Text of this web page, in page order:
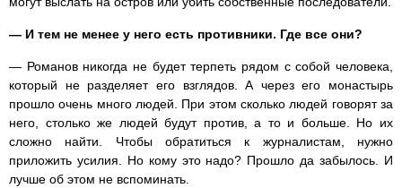
— И тем не менее у него есть противники. Где все они?
— Романов никогда не будет терпеть рядом с собой человека,
который не разделяет его взглядов. А через его монастырь
прошло очень много людей. При этом сколько людей говорят за
него, столько же людей будут против, а то и больше. Но их
сложно найти. Чтобы обратиться к журналистам, нужно
приложить усилия. Но кому это надо? Прошло да забылось. И
лучше об этом не вспоминать.